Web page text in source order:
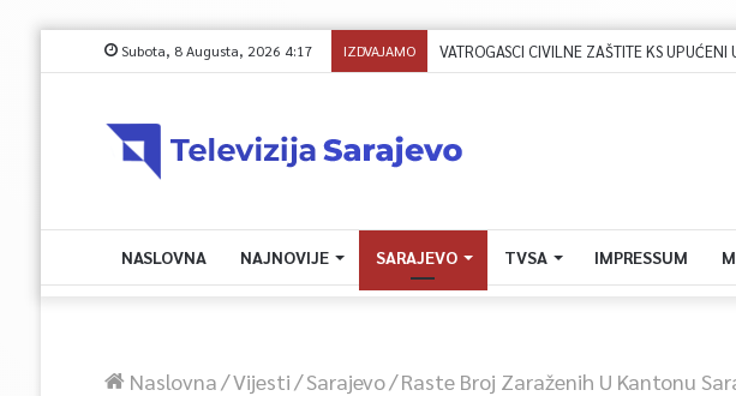
Subota, 8 Augusta, 2026 4:17 IZDVAJAMO VATROGASCI CIVILNE ZAŠTITE KS
NASLOVNA NAJNOVIJE SARAJEVO TVSA IMPRESSUM
Naslovna/Vijesti/Sarajevo/Raste Broj Zaraženih U Kantonu